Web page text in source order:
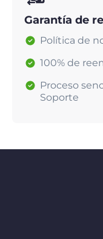
Garantía de
Política de
100% de
Proceso
Soporte